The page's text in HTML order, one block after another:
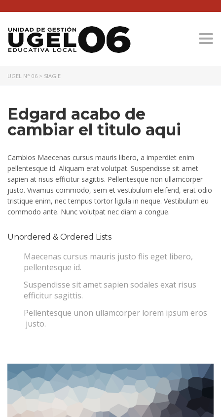
UGEL N° 06 > SIAGIE
Edgard acabo de
cambiar el titulo aqui
Cambios Maecenas cursus mauris libero, a imperdiet enim
pellentesque id. Aliquam erat volutpat. Suspendisse sit amet
sapien at risus efficitur sagittis. Pellentesque non ullamcorper
justo. Vivamus commodo, sem et vestibulum eleifend, erat odio
tristique enim, nec tempus tortor ligula in neque. Vestibulum eu
commodo ante. Nunc volutpat nec diam a congue.
Unordered & Ordered Lists
Maecenas cursus mauris justo flis eget libero,
pellentesque id.
Suspendisse sit amet sapien sodales exat risus
efficitur sagittis.
Pellentesque unon ullamcorper lorem ipsum eros
justo.